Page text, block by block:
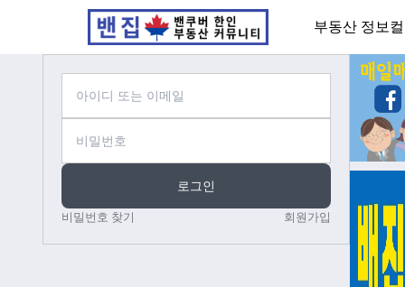
부동산 정보
로그인
비밀번호 찾기 회원가입